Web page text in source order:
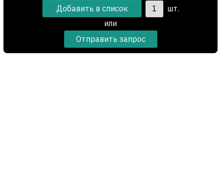
шт.
или
Отправить запрос